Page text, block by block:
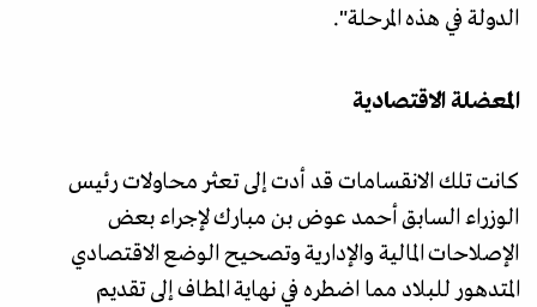
الدولة في هذه المرحلة".
المعضلة الاقتصادية
‏كانت تلك الانقسامات قد أدت إلى تعثر محاولات رئيس
الوزراء السابق أحمد عوض بن مبارك لإجراء بعض
الإصلاحات المالية والإدارية وتصحيح الوضع الاقتصادي
المتدهور للبلاد مما اضطره في نهاية المطاف إلى تقديم